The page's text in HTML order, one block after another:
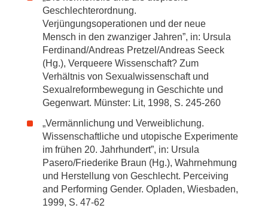
Geschlechterordnung.
Verjüngungsoperationen und der neue
Mensch in den zwanziger Jahren”, in: Ursula
Ferdinand/Andreas Pretzel/Andreas Seeck
(Hg.), Verqueere Wissenschaft? Zum
Verhältnis von Sexualwissenschaft und
Sexualreformbewegung in Geschichte und
Gegenwart. Münster: Lit, 1998, S. 245-260
„Vermännlichung und Verweiblichung.
Wissenschaftliche und utopische Experimente
im frühen 20. Jahrhundert”, in: Ursula
Pasero/Friederike Braun (Hg.), Wahrnehmung
und Herstellung von Geschlecht. Perceiving
and Performing Gender. Opladen, Wiesbaden,
1999, S. 47-62